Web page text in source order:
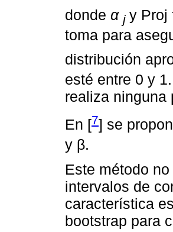
donde α j y Proj
toma para
distribución
esté entre 0 y
realiza ninguna
En [7] se
y β.
Este método
intervalos de
característica
bootstrap para